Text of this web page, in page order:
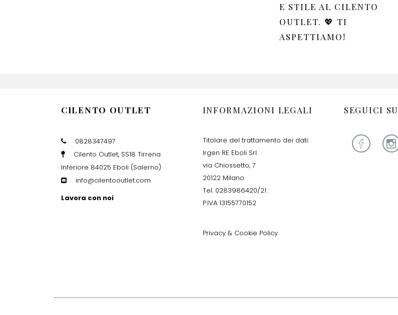
E STILE AL CILENTO
OUTLET. 💖 TI
ASPETTIAMO!
CILENTO OUTLET
0828347497
Cilento Outlet, SS18 Tirrena
Inferiore 84025 Eboli (Salerno)
info@cilentooutlet.com
Lavora con noi
INFORMAZIONI LEGALI
Titolare del trattamento dei dati:
Irgen RE Eboli Srl
via Chiossetto, 7
20122 Milano
Tel. 0283986420/21
P.IVA 13155770152
Privacy & Cookie Policy
SEGUICI SU